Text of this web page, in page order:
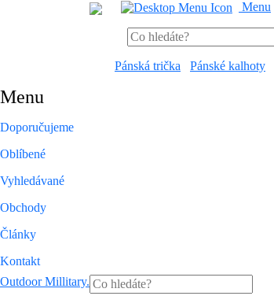
Menu
Pánská trička Pánské kalhoty
Menu
Doporučujeme
Oblíbené
Vyhledávané
Obchody
Články
Kontakt
Outdoor Millitary.